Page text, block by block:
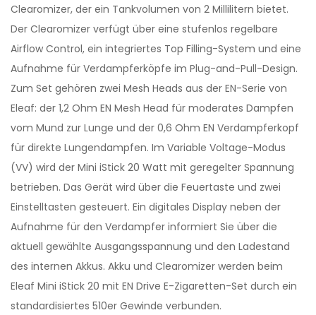
Clearomizer, der ein Tankvolumen von 2 Millilitern bietet.
Der Clearomizer verfügt über eine stufenlos regelbare
Airflow Control, ein integriertes Top Filling-System und eine
Aufnahme für Verdampferköpfe im Plug-and-Pull-Design.
Zum Set gehören zwei Mesh Heads aus der EN-Serie von
Eleaf: der 1,2 Ohm EN Mesh Head für moderates Dampfen
vom Mund zur Lunge und der 0,6 Ohm EN Verdampferkopf
für direkte Lungendampfen. Im Variable Voltage-Modus
(VV) wird der Mini iStick 20 Watt mit geregelter Spannung
betrieben. Das Gerät wird über die Feuertaste und zwei
Einstelltasten gesteuert. Ein digitales Display neben der
Aufnahme für den Verdampfer informiert Sie über die
aktuell gewählte Ausgangsspannung und den Ladestand
des internen Akkus. Akku und Clearomizer werden beim
Eleaf Mini iStick 20 mit EN Drive E-Zigaretten-Set durch ein
standardisiertes 510er Gewinde verbunden.